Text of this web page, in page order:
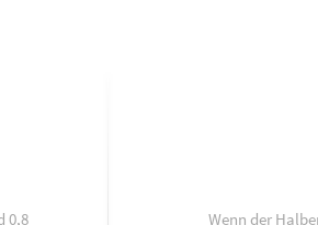
0,8
Wenn der